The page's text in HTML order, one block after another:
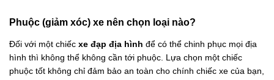
Phuộc (giảm xóc) xe nên chọn loại nào?
Đối với một chiếc xe đạp địa hình để có thể chinh phục mọi địa
hình thì không thể không cần tới phuộc. Lựa chọn một chiếc
phuộc tốt không chỉ đảm bảo an toàn cho chính chiếc xe của bạn,